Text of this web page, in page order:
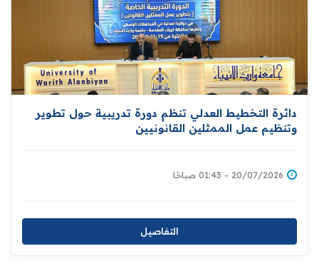
دائرة التخطيط العدلي تنظم دورة تدريبية حول تطوير
وتنظيم عمل الممثلين القانونيين
20/07/2026 - 01:43 صباحًا
التفاصيل